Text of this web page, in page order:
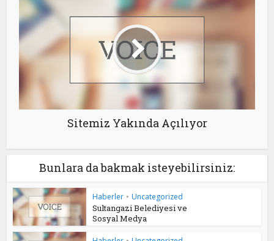
Sitemiz Yakında Açılıyor
Bunlara da bakmak isteyebilirsiniz:
Haberler • Uncategorized
Sultangazi Belediyesi ve
Sosyal Medya